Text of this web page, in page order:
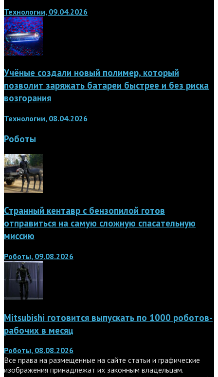
Технологии, 09.04.2026
Учёные создали новый полимер, который
позволит заряжать батареи быстрее и без риска
возгорания
Технологии, 08.04.2026
Роботы
Странный кентавр с бензопилой готов
отправиться на самую сложную спасательную
миссию
Роботы, 09.08.2026
Mitsubishi готовится выпускать по 1000 роботов-
рабочих в месяц
Роботы, 08.08.2026
Все права на размещенные на сайте статьи и графические
изображения принадлежат их законным владельцам.